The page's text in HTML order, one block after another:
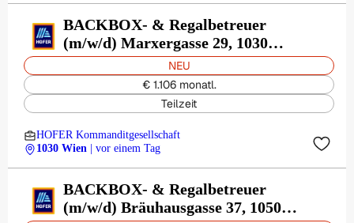
BACKBOX- & Regalbetreuer
(m/w/d) Marxergasse 29, 1030
Wien
NEU
€ 1.106 monatl.
Teilzeit
HOFER Kommanditgesellschaft
1030 Wien
| vor einem Tag
BACKBOX- & Regalbetreuer
(m/w/d) Bräuhausgasse 37, 1050